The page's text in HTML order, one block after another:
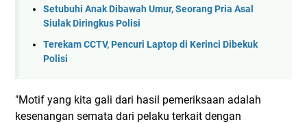
Setubuhi Anak Dibawah Umur, Seorang Pria Asal
Siulak Diringkus Polisi
Terekam CCTV, Pencuri Laptop di Kerinci Dibekuk
Polisi
"Motif yang kita gali dari hasil pemeriksaan adalah
kesenangan semata dari pelaku terkait dengan